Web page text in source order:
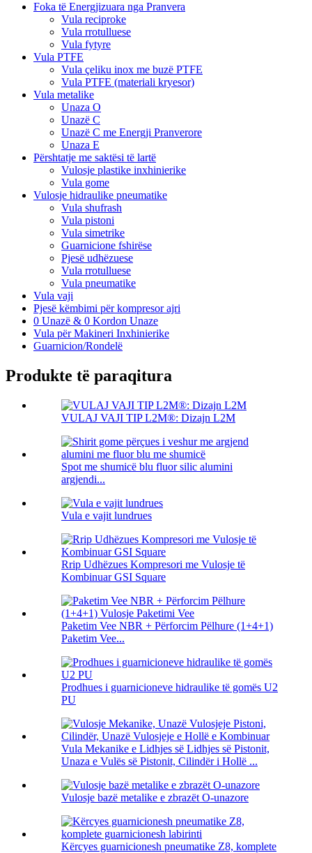
Foka të Energjizuara nga Pranvera
Vula reciproke
Vula rrotulluese
Vula fytyre
Vula PTFE
Vula çeliku inox me buzë PTFE
Vula PTFE (materiali kryesor)
Vula metalike
Unaza O
Unazë C
Unazë C me Energji Pranverore
Unaza E
Përshtatje me saktësi të lartë
Vulosje plastike inxhinierike
Vula gome
Vulosje hidraulike pneumatike
Vula shufrash
Vula pistoni
Vula simetrike
Guarnicione fshirëse
Pjesë udhëzuese
Vula rrotulluese
Vula pneumatike
Vula vaji
Pjesë këmbimi për kompresor ajri
0 Unazë & 0 Kordon Unaze
Vula për Makineri Inxhinierike
Guarnicion/Rondelë
Produkte të paraqitura
VULAJ VAJI TIP L2M®: Dizajn L2M
Spot me shumicë blu fluor silic alumini
argjendi...
Vula e vajit lundrues
Rrip Udhëzues Kompresori me Vulosje të
Kombinuar GSI Square
Paketim Vee NBR + Përforcim Pëlhure (1+4+1)
Paketim Vee...
Prodhues i guarnicioneve hidraulike të gomës U2
PU
Vula Mekanike e Lidhjes së Lidhjes së Pistonit,
Unaza e Vulës së Pistonit, Cilindër i Hollë ...
Vulosje bazë metalike e zbrazët O-unazore
Kërcyes guarnicionesh pneumatike Z8, komplete